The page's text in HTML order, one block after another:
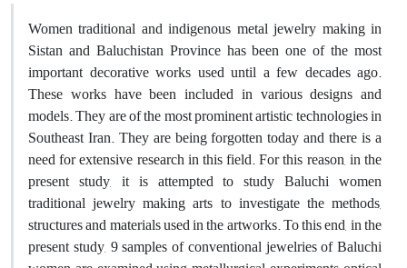
Women traditional and indigenous metal jewelry making in
Sistan and Baluchistan Province has been one of the most
important decorative works used until a few decades ago.
These works have been included in various designs and
models. They are of the most prominent artistic technologies in
Southeast Iran. They are being forgotten today and there is a
need for extensive research in this field. For this reason, in the
present study, it is attempted to study Baluchi women
traditional jewelry making arts to investigate the methods,
structures and materials used in the artworks. To this end, in the
present study, 9 samples of conventional jewelries of Baluchi